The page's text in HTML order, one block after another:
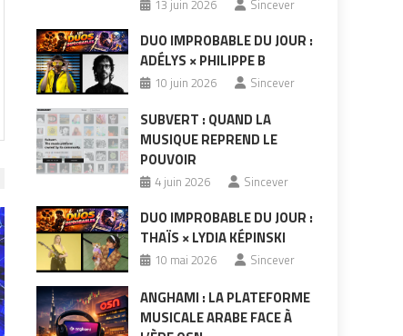
13 juin 2026 Sincever
DUO IMPROBABLE DU JOUR :
ADÉLYS × PHILIPPE B
10 juin 2026 Sincever
SUBVERT : QUAND LA
MUSIQUE REPREND LE
POUVOIR
4 juin 2026 Sincever
DUO IMPROBABLE DU JOUR :
THAÏS × LYDIA KÉPINSKI
10 mai 2026 Sincever
ANGHAMI : LA PLATEFORME
MUSICALE ARABE FACE À